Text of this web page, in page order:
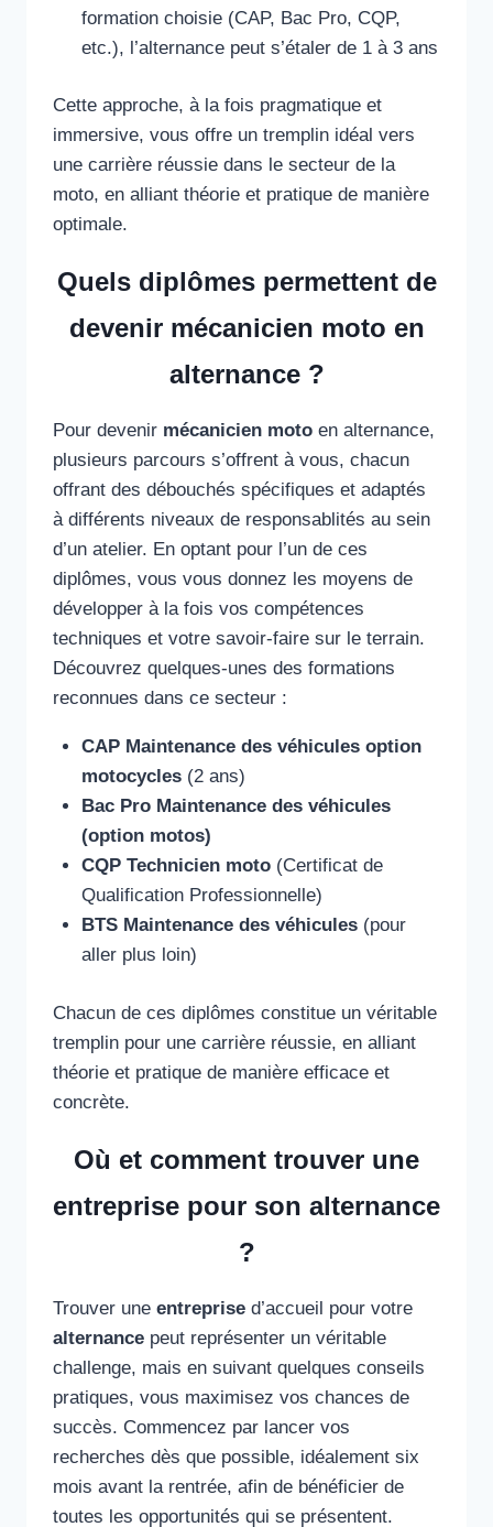
formation choisie (CAP, Bac Pro, CQP,
etc.), l’alternance peut s’étaler de 1 à 3 ans
Cette approche, à la fois pragmatique et
immersive, vous offre un tremplin idéal vers
une carrière réussie dans le secteur de la
moto, en alliant théorie et pratique de manière
optimale.
Quels diplômes permettent de
devenir mécanicien moto en
alternance ?
Pour devenir mécanicien moto en alternance,
plusieurs parcours s’offrent à vous, chacun
offrant des débouchés spécifiques et adaptés
à différents niveaux de responsablités au sein
d’un atelier. En optant pour l’un de ces
diplômes, vous vous donnez les moyens de
développer à la fois vos compétences
techniques et votre savoir-faire sur le terrain.
Découvrez quelques-unes des formations
reconnues dans ce secteur :
CAP Maintenance des véhicules option
motocycles(2 ans)
Bac Pro Maintenance des véhicules
(option motos)
CQP Technicien moto(Certificat de
Qualification Professionnelle)
BTS Maintenance des véhicules(pour
aller plus loin)
Chacun de ces diplômes constitue un véritable
tremplin pour une carrière réussie, en alliant
théorie et pratique de manière efficace et
concrète.
Où et comment trouver une
entreprise pour son alternance
?
Trouver une entreprise d’accueil pour votre
alternance peut représenter un véritable
challenge, mais en suivant quelques conseils
pratiques, vous maximisez vos chances de
succès. Commencez par lancer vos
recherches dès que possible, idéalement six
mois avant la rentrée, afin de bénéficier de
toutes les opportunités qui se présentent.